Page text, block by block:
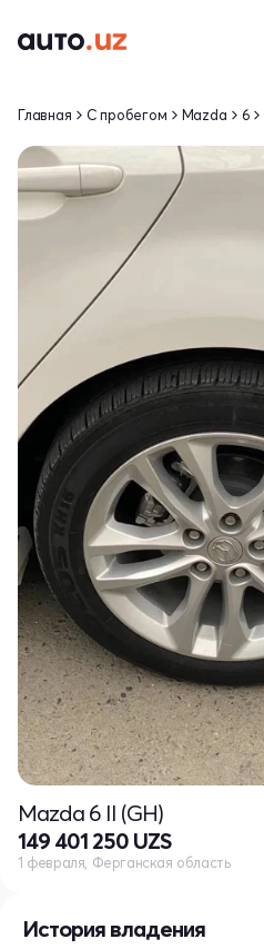
История владения
Главная С пробегом Mazda 6
Mazda 6 II (GH)
149 401 250 UZS
1 февраля, Ферганская область